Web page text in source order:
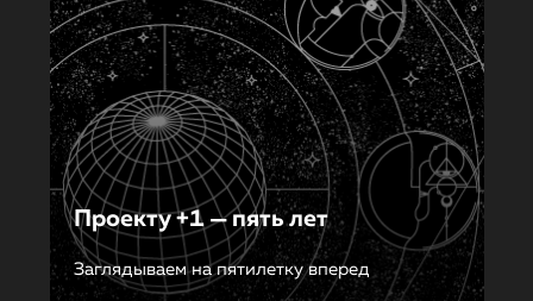
Проекту +1 — пять лет
Заглядываем на пятилетку вперед